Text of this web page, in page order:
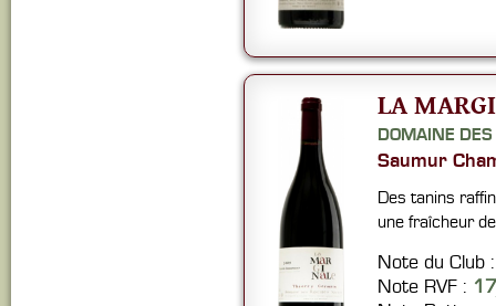
LA
DOMAINE
Saumur
Des tanins
une fraîcheur
Note du Club
Note RVF :